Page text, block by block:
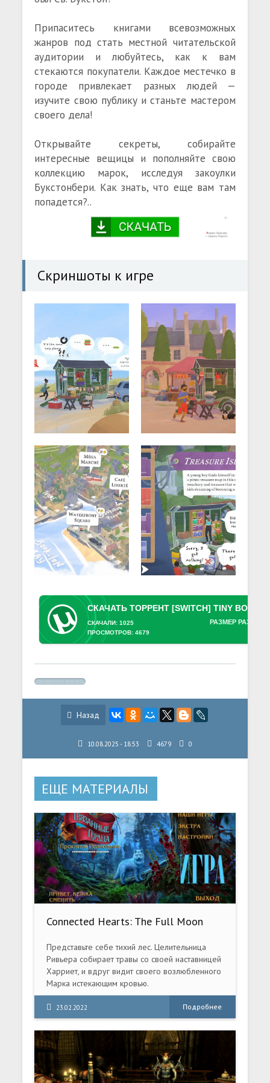
Припаситесь книгами всевозможных
жанров под стать местной читательской
аудитории и любуйтесь, как к вам
стекаются покупатели. Каждое местечко в
городе привлекает разных людей —
изучите свою публику и станьте мастером
своего дела!
Открывайте секреты, собирайте
интересные вещицы и пополняйте свою
коллекцию марок, исследуя закоулки
Букстонбери. Как знать, что еще вам там
попадется?..
Скриншоты к игре
РАЗМЕР
СКАЧАЛИ: 1025
ПРОСМОТРОВ: 4679
Назад
10.08.2025 - 18:53 4679 0
ЕЩЕ МАТЕРИАЛЫ
Connected Hearts: The Full Moon
сердца: Проклятие полнолуния
Коллекционное издание (2022) PC
Представьте себе тихий лес. Целительница
Ривьера собирает травы со своей наставницей
Харриет, и вдруг видит своего возлюбленного
Марка истекающим кровью.
23.02.2022 Подробнее